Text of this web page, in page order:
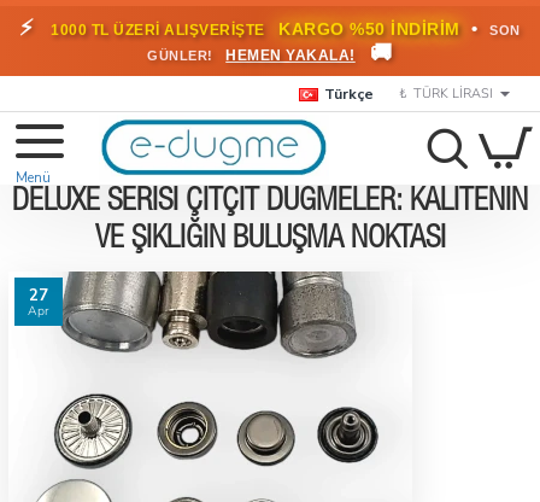
⚡ 1000 TL ÜZERİ ALIŞVERİŞTE KARGO %50 İNDİRİM •
SON
GÜNLER!
HEMEN YAKALA! 🚚
Türkçe ₺ TÜRK LIRASI
DELUXE SERISI ÇITÇIT DÜĞMELER: KALITENIN
VE ŞIKLIĞIN BULUŞMA NOKTASI
27
Apr